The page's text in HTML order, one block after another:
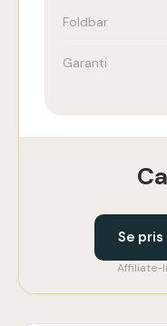
Foldbar
Garanti
Se
Affiliate-